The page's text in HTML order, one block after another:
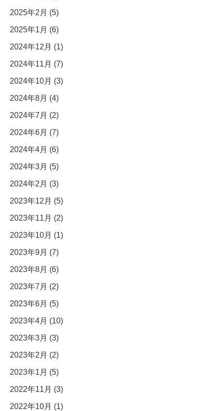
2025年2月 (5)
2025年1月 (6)
2024年12月 (1)
2024年11月 (7)
2024年10月 (3)
2024年8月 (4)
2024年7月 (2)
2024年6月 (7)
2024年4月 (6)
2024年3月 (5)
2024年2月 (3)
2023年12月 (5)
2023年11月 (2)
2023年10月 (1)
2023年9月 (7)
2023年8月 (6)
2023年7月 (2)
2023年6月 (5)
2023年4月 (10)
2023年3月 (3)
2023年2月 (2)
2023年1月 (5)
2022年11月 (3)
2022年10月 (1)